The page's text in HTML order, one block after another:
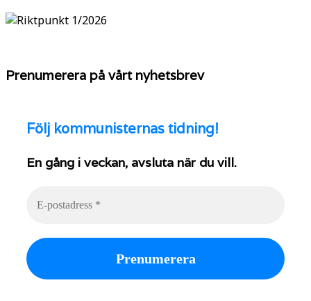
Prenumerera på vårt nyhetsbrev
Följ kommunisternas tidning!
En gång i veckan, avsluta när du vill.